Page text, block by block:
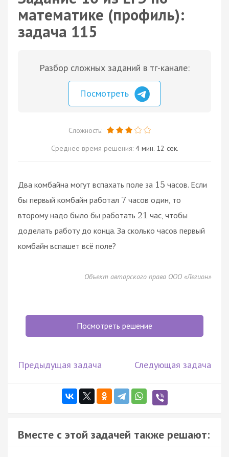
математике (профиль):
задача 115
Разбор сложных заданий в тг-канале:
Посмотреть
Сложность:
Среднее время решения: 4 мин. 12 сек.
Два комбайна могут вспахать поле за 15 часов. Если
бы первый комбайн работал 7 часов один, то
второму надо было бы работать 21 час, чтобы
доделать работу до конца. За сколько часов первый
комбайн вспашет всё поле?
Объект авторского права ООО «Легион»
Посмотреть решение
Предыдущая задача Следующая задача
Вместе с этой задачей также решают: